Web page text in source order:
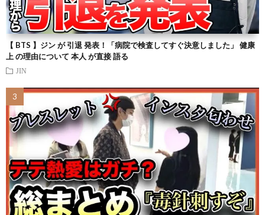
【 BTS 】ジン が 引退 発表！「病院で検査してすぐ決意しました」 健康
上 の理由について 本人 が直接 語る
JIN